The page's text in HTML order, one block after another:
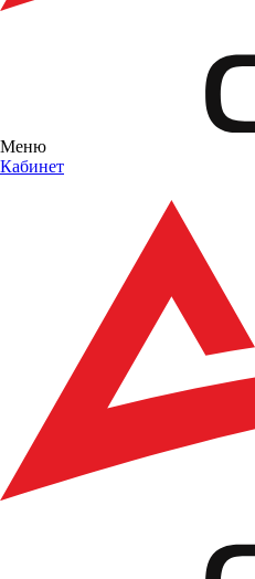
Меню
Кабинет